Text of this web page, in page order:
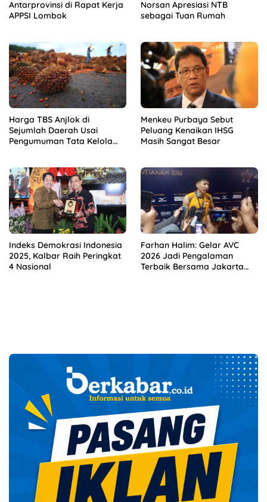
Antarprovinsi di Rapat Kerja
APPSI Lombok
Norsan Apresiasi NTB
sebagai Tuan Rumah
Harga TBS Anjlok di
Sejumlah Daerah Usai
Pengumuman Tata Kelola
Menkeu Purbaya Sebut
Peluang Kenaikan IHSG
Masih Sangat Besar
Indeks Demokrasi Indonesia
2025, Kalbar Raih Peringkat
4 Nasional
Farhan Halim: Gelar AVC
2026 Jadi Pengalaman
Terbaik Bersama Jakarta